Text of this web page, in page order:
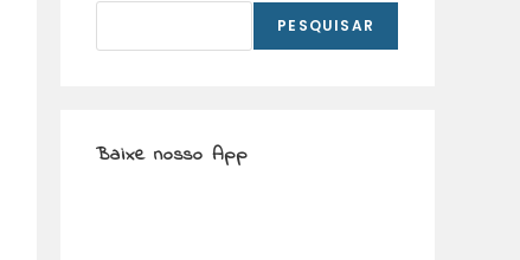
PESQUISAR
Baixe nosso App